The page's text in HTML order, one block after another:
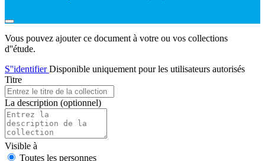
Vous pouvez ajouter ce document à votre ou vos collections
d''étude.
S''identifierDisponible uniquement pour les utilisateurs autorisés
Titre
La description (optionnel)
Visible à
Toutes les personnes